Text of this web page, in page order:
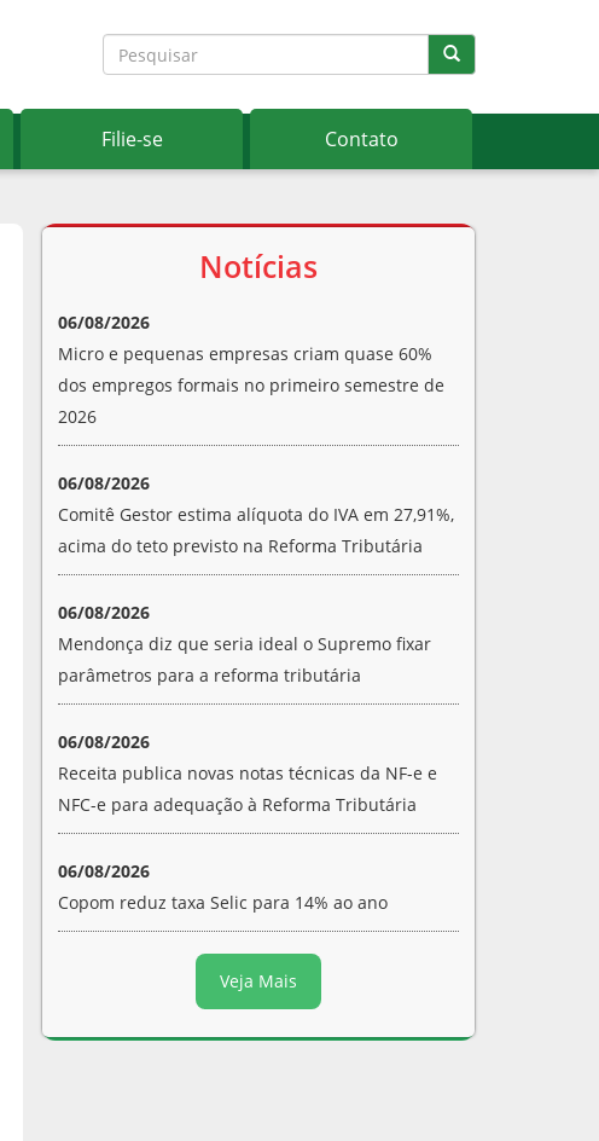
Filie-se Contato
Notícias
06/08/2026
Micro e pequenas empresas criam quase 60%
dos empregos formais no primeiro semestre de
2026
06/08/2026
Comitê Gestor estima alíquota do IVA em 27,91%,
acima do teto previsto na Reforma Tributária
06/08/2026
Mendonça diz que seria ideal o Supremo fixar
parâmetros para a reforma tributária
06/08/2026
Receita publica novas notas técnicas da NF-e e
NFC-e para adequação à Reforma Tributária
06/08/2026
Copom reduz taxa Selic para 14% ao ano
Veja Mais